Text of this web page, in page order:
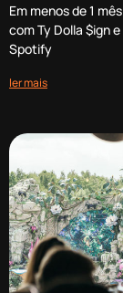
Em menos de 1
com Ty Dolla $ign
Spotify
ler mais